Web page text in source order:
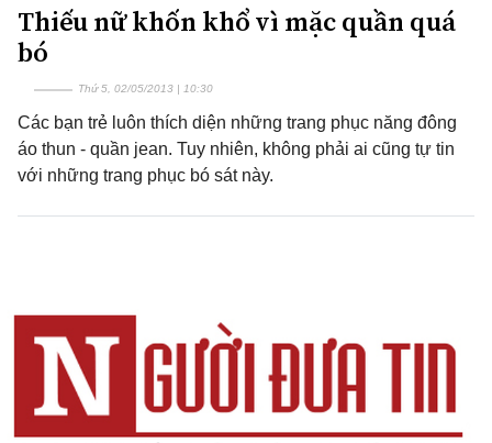
Thiếu nữ khốn khổ vì mặc quần quá
bó
Thứ 5, 02/05/2013 | 10:30
Các bạn trẻ luôn thích diện những trang phục năng đông
áo thun - quần jean. Tuy nhiên, không phải ai cũng tự tin
với những trang phục bó sát này.